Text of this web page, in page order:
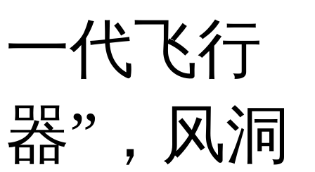
一代飞行
器”，风洞